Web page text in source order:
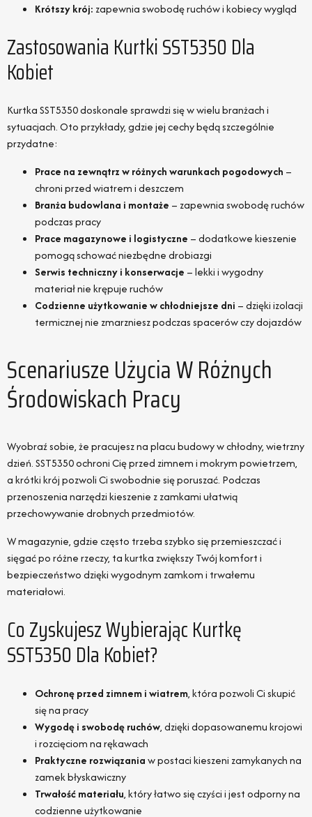
Krótszy krój: zapewnia swobodę ruchów i kobiecy wygląd
Zastosowania Kurtki SST5350 Dla
Kobiet
Kurtka SST5350 doskonale sprawdzi się w wielu branżach i
sytuacjach. Oto przykłady, gdzie jej cechy będą szczególnie
przydatne:
Prace na zewnątrz w różnych warunkach pogodowych –
chroni przed wiatrem i deszczem
Branża budowlana i montaże – zapewnia swobodę ruchów
podczas pracy
Prace magazynowe i logistyczne – dodatkowe kieszenie
pomogą schować niezbędne drobiazgi
Serwis techniczny i konserwacje – lekki i wygodny
materiał nie krępuje ruchów
Codzienne użytkowanie w chłodniejsze dni – dzięki izolacji
termicznej nie zmarzniesz podczas spacerów czy dojazdów
Scenariusze Użycia W Różnych
Środowiskach Pracy
Wyobraź sobie, że pracujesz na placu budowy w chłodny, wietrzny
dzień. SST5350 ochroni Cię przed zimnem i mokrym powietrzem,
a krótki krój pozwoli Ci swobodnie się poruszać. Podczas
przenoszenia narzędzi kieszenie z zamkami ułatwią
przechowywanie drobnych przedmiotów.
W magazynie, gdzie często trzeba szybko się przemieszczać i
sięgać po różne rzeczy, ta kurtka zwiększy Twój komfort i
bezpieczeństwo dzięki wygodnym zamkom i trwałemu
materiałowi.
Co Zyskujesz Wybierając Kurtkę
SST5350 Dla Kobiet?
Ochronę przed zimnem i wiatrem, która pozwoli Ci skupić
się na pracy
Wygodę i swobodę ruchów, dzięki dopasowanemu krojowi
i rozcięciom na rękawach
Praktyczne rozwiązaniaw postaci kieszeni zamykanych na
zamek błyskawiczny
Trwałość materiału, który łatwo się czyści i jest odporny na
codzienne użytkowanie